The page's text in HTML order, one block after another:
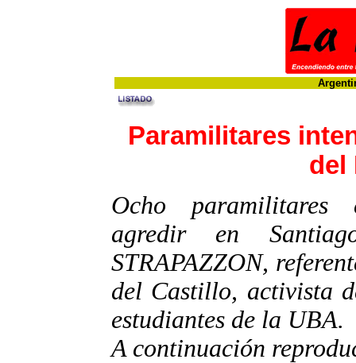
Paramilitares
del
Ocho paramilitares
agredir en
STRAPAZZON,
del Castillo, activista
estudiantes de la UBA.
A continuación